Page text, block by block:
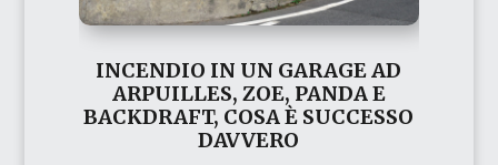
INCENDIO IN UN GARAGE AD
ARPUILLES, ZOE, PANDA E
BACKDRAFT, COSA È SUCCESSO
DAVVERO